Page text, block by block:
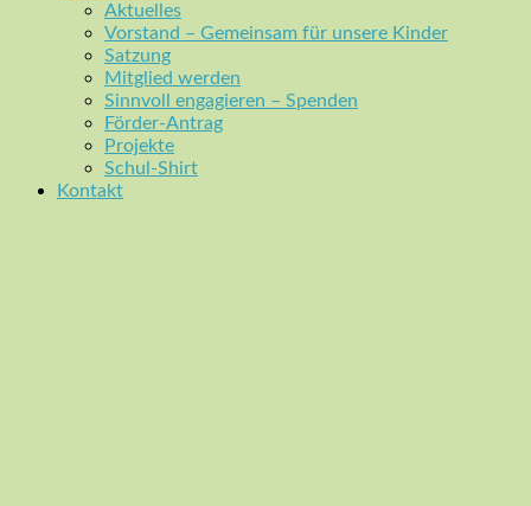
Aktuelles
Vorstand – Gemeinsam für unsere Kinder
Satzung
Mitglied werden
Sinnvoll engagieren – Spenden
Förder-Antrag
Projekte
Schul-Shirt
Kontakt